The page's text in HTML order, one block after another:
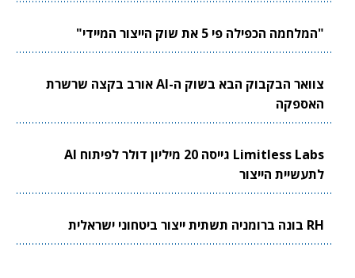
"המלחמה הכפילה פי 5 את שוק הייצור המיידי"
צוואר הבקבוק הבא בשוק ה-AI אורב בקצה שרשרת
האספקה
Limitless Labs גייסה 20 מיליון דולר לפיתוח AI
לתעשיית הייצור
RH בונה ברומניה תשתית ייצור ביטחוני ישראלית